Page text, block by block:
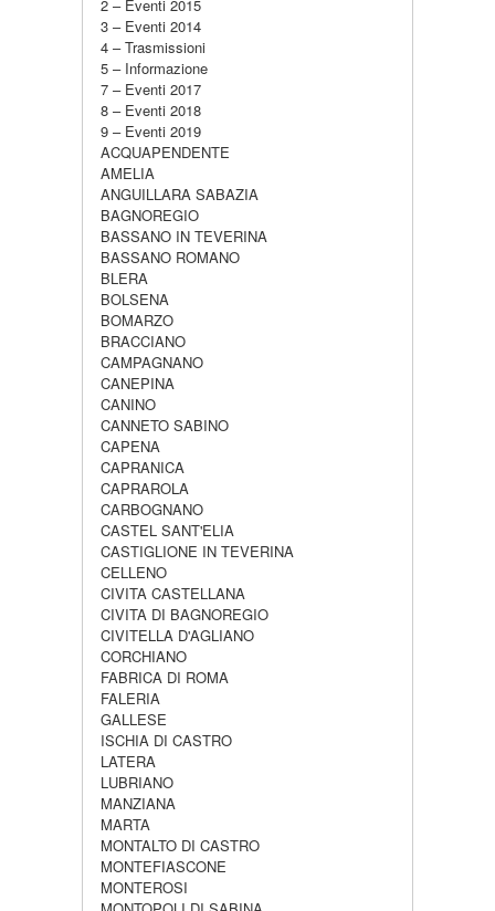
2 – Eventi 2015
3 – Eventi 2014
4 – Trasmissioni
5 – Informazione
7 – Eventi 2017
8 – Eventi 2018
9 – Eventi 2019
ACQUAPENDENTE
AMELIA
ANGUILLARA SABAZIA
BAGNOREGIO
BASSANO IN TEVERINA
BASSANO ROMANO
BLERA
BOLSENA
BOMARZO
BRACCIANO
CAMPAGNANO
CANEPINA
CANINO
CANNETO SABINO
CAPENA
CAPRANICA
CAPRAROLA
CARBOGNANO
CASTEL SANT'ELIA
CASTIGLIONE IN TEVERINA
CELLENO
CIVITA CASTELLANA
CIVITA DI BAGNOREGIO
CIVITELLA D'AGLIANO
CORCHIANO
FABRICA DI ROMA
FALERIA
GALLESE
ISCHIA DI CASTRO
LATERA
LUBRIANO
MANZIANA
MARTA
MONTALTO DI CASTRO
MONTEFIASCONE
MONTEROSI